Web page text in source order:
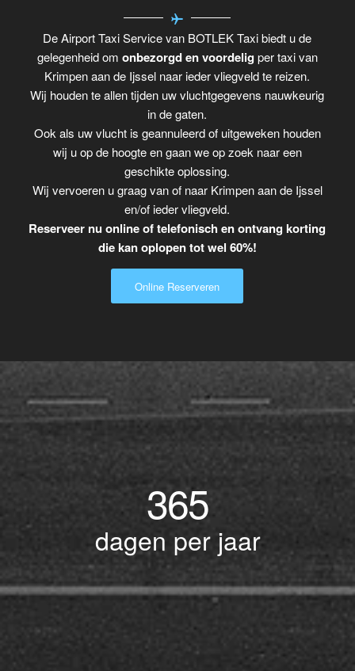
De Airport Taxi Service van BOTLEK Taxi biedt u de
gelegenheid om onbezorgd en voordelig per taxi van
Krimpen aan de Ijssel naar ieder vliegveld te reizen.
Wij houden te allen tijden uw vluchtgegevens nauwkeurig
in de gaten.
Ook als uw vlucht is geannuleerd of uitgeweken houden
wij u op de hoogte en gaan we op zoek naar een
geschikte oplossing.
Wij vervoeren u graag van of naar Krimpen aan de Ijssel
en/of ieder vliegveld.
Reserveer nu online of telefonisch en ontvang korting
die kan oplopen tot wel 60%!
Online Reserveren
365
dagen per jaar